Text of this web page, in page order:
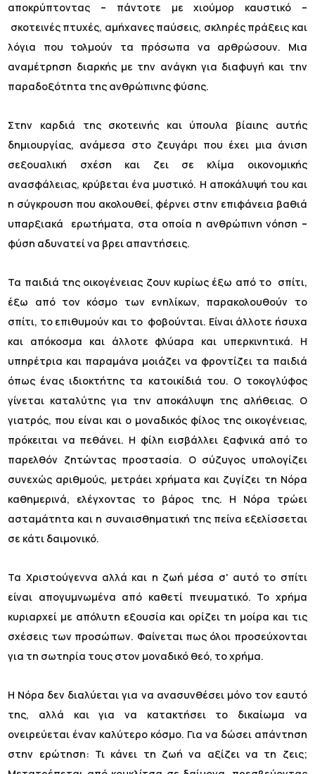
αποκρύπτοντας – πάντοτε με χιούμορ καυστικό –
σκοτεινές πτυχές, αμήχανες παύσεις, σκληρές πράξεις και
λόγια που τολμούν τα πρόσωπα να αρθρώσουν. Μια
αναμέτρηση διαρκής με την ανάγκη για διαφυγή και την
παραδοξότητα της ανθρώπινης φύσης.
Στην καρδιά της σκοτεινής και ύπουλα βίαιης αυτής
δημιουργίας, ανάμεσα στο ζευγάρι που έχει μια άνιση
σεξουαλική σχέση και ζει σε κλίμα οικονομικής
ανασφάλειας, κρύβεται ένα μυστικό. Η αποκάλυψή του και
η σύγκρουση που ακολουθεί, φέρνει στην επιφάνεια βαθιά
υπαρξιακά ερωτήματα, στα οποία η ανθρώπινη νόηση –
φύση αδυνατεί να βρει απαντήσεις.
Τα παιδιά της οικογένειας ζουν κυρίως έξω από το σπίτι,
έξω από τον κόσμο των ενηλίκων, παρακολουθούν το
σπίτι, το επιθυμούν και το φοβούνται. Είναι άλλοτε ήσυχα
και απόκοσμα και άλλοτε φλύαρα και υπερκινητικά. Η
υπηρέτρια και παραμάνα μοιάζει να φροντίζει τα παιδιά
όπως ένας ιδιοκτήτης τα κατοικίδιά του. Ο τοκογλύφος
γίνεται καταλύτης για την αποκάλυψη της αλήθειας. Ο
γιατρός, που είναι και ο μοναδικός φίλος της οικογένειας,
πρόκειται να πεθάνει. Η φίλη εισβάλλει ξαφνικά από το
παρελθόν ζητώντας προστασία. Ο σύζυγος υπολογίζει
συνεχώς αριθμούς, μετράει χρήματα και ζυγίζει τη Νόρα
καθημερινά, ελέγχοντας το βάρος της. Η Νόρα τρώει
ασταμάτητα και η συναισθηματική της πείνα εξελίσσεται
σε κάτι δαιμονικό.
Τα Χριστούγεννα αλλά και η ζωή μέσα σ' αυτό το σπίτι
είναι απογυμνωμένα από καθετί πνευματικό. Το χρήμα
κυριαρχεί με απόλυτη εξουσία και ορίζει τη μοίρα και τις
σχέσεις των προσώπων. Φαίνεται πως όλοι προσεύχονται
για τη σωτηρία τους στον μοναδικό θεό, το χρήμα.
Η Νόρα δεν διαλύεται για να ανασυνθέσει μόνο τον εαυτό
της, αλλά και για να κατακτήσει το δικαίωμα να
ονειρεύεται έναν καλύτερο κόσμο. Για να δώσει απάντηση
στην ερώτηση: Τι κάνει τη ζωή να αξίζει να τη ζεις;